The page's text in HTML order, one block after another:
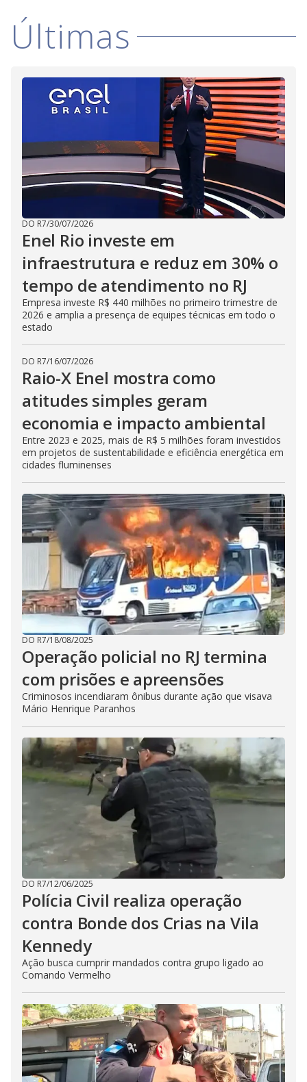
Últimas
DO R7/30/07/2026
Enel Rio investe em
infraestrutura e reduz em 30% o
tempo de atendimento no RJ
Empresa investe R$ 440 milhões no primeiro trimestre de
2026 e amplia a presença de equipes técnicas em todo o
estado
DO R7/16/07/2026
Raio-X Enel mostra como
atitudes simples geram
economia e impacto ambiental
Entre 2023 e 2025, mais de R$ 5 milhões foram investidos
em projetos de sustentabilidade e eficiência energética em
cidades fluminenses
DO R7/18/08/2025
Operação policial no RJ termina
com prisões e apreensões
Criminosos incendiaram ônibus durante ação que visava
Mário Henrique Paranhos
DO R7/12/06/2025
Polícia Civil realiza operação
contra Bonde dos Crias na Vila
Kennedy
Ação busca cumprir mandados contra grupo ligado ao
Comando Vermelho